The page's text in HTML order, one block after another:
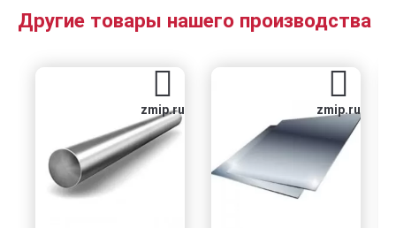
Другие товары нашего производства
zmip.ru zmip.ru